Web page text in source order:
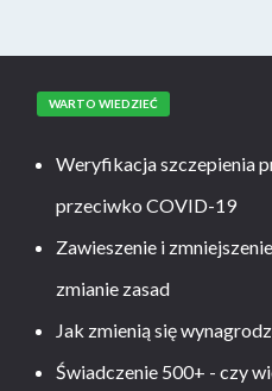
WARTO WIEDZIEĆ
Weryfikacja szczepienia
przeciwko COVID-19
Zawieszenie i
zmianie zasad
Jak zmienią się
Świadczenie 500+ - czy